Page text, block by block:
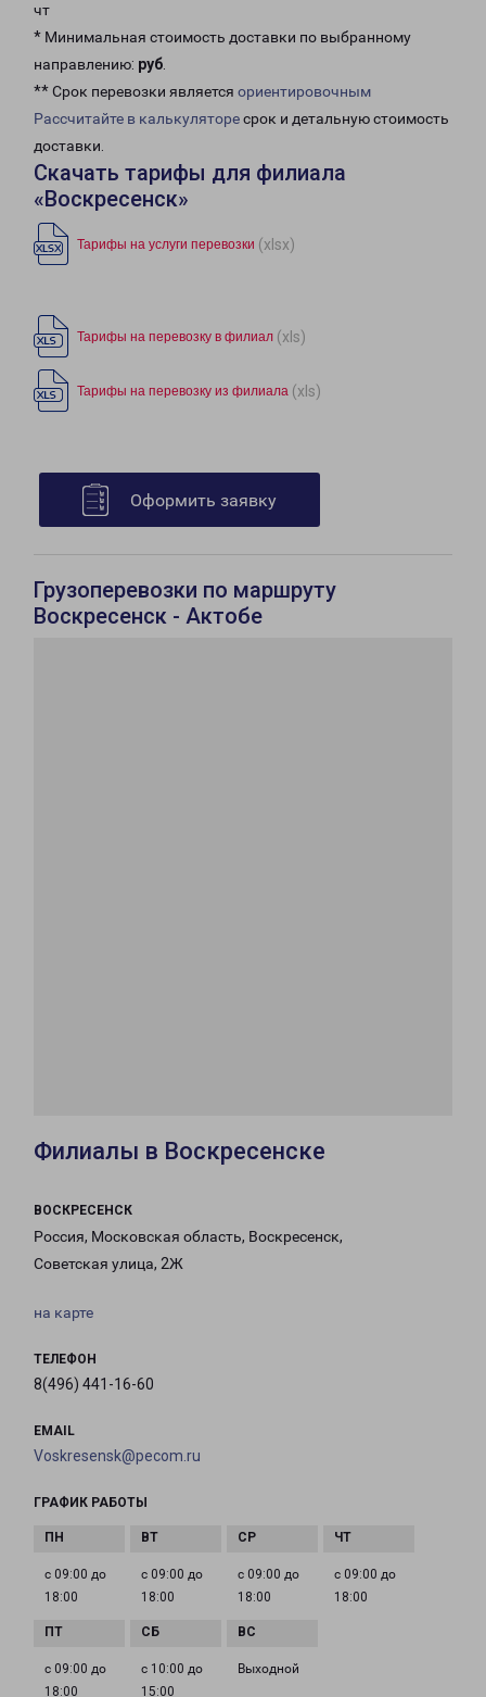
чт
* Минимальная стоимость доставки по выбранному
направлению: руб.
** Срок перевозки является ориентировочным
Рассчитайте в калькуляторесрок и детальную стоимость
доставки.
Скачать тарифы для филиала
«Воскресенск»
Тарифы на услуги перевозки (xlsx)
Тарифы на перевозку в филиал (xls)
Тарифы на перевозку из филиала (xls)
Оформить заявку
Грузоперевозки по маршруту
Воскресенск - Актобе
Филиалы в Воскресенске
ВОСКРЕСЕНСК
Россия, Московская область, Воскресенск,
Советская улица, 2Ж
на карте
ТЕЛЕФОН
8(496) 441-16-60
EMAIL
Voskresensk@pecom.ru
ГРАФИК РАБОТЫ
с 09:00 до
18:00
с 09:00 до
18:00
с 09:00 до
18:00
с 09:00 до
18:00
с 09:00 до
18:00
с 10:00 до
15:00
Выходной